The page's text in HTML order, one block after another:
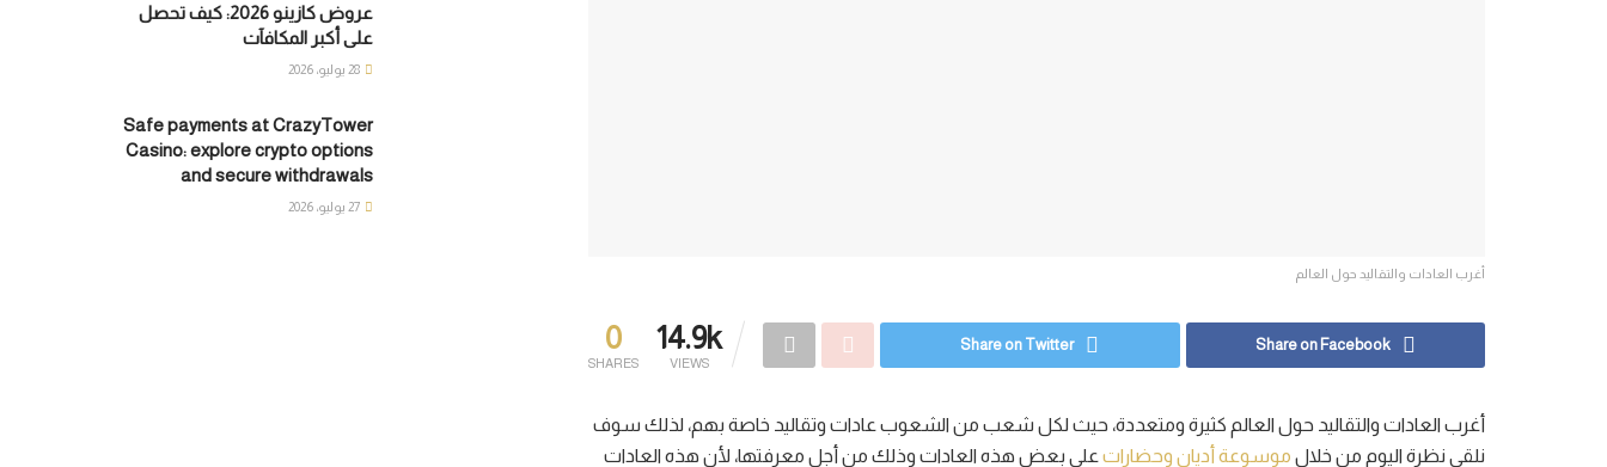
أغرب العادات والتقاليد حول العالم
0
SHARES
14.9k
VIEWS
Share on Facebook
Share on Twitter
أغرب العادات والتقاليد حول العالم كثيرة ومتعددة، حيث لكل شعب من الشعوب عادات وتقاليد خاصة بهم، لذلك سوف
نلقي نظرة اليوم من خلال موسوعة أديان وحضارات على بعض هذه العادات وذلك من أجل معرفتها، لأن هذه العادات
عروض كازينو 2026: كيف تحصل
على أكبر المكافآت
Safe payments at CrazyTower
Casino: explore crypto options
and secure withdrawals